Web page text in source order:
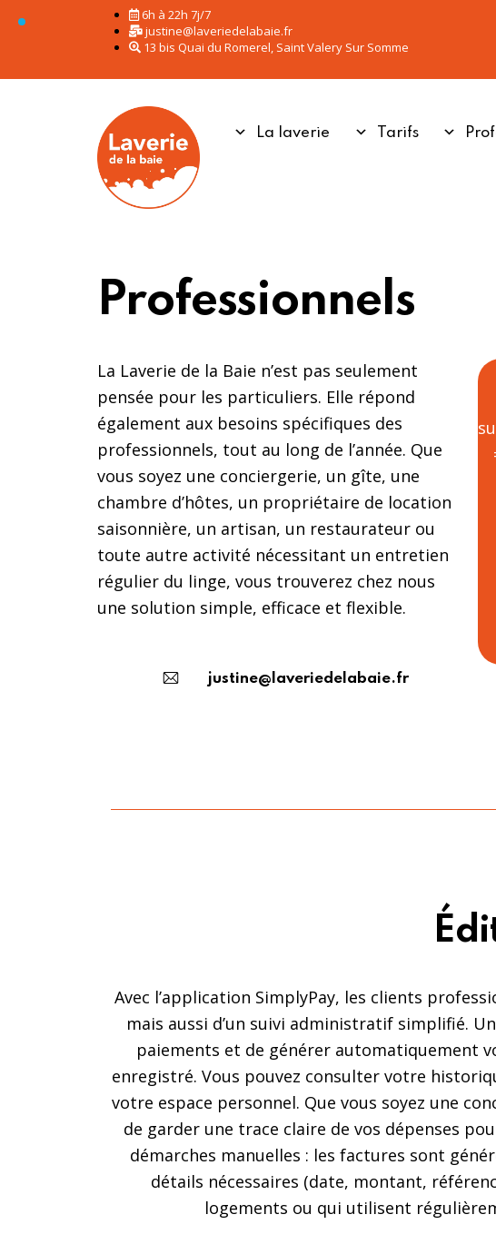
6h à 22h 7j/7
justine@laveriedelabaie.fr
13 bis Quai du Romerel, Saint Valery Sur Somme
La laverie Tarifs
Professionnels
La Laverie de la Baie n’est pas seulement
pensée pour les particuliers. Elle répond
également aux besoins spécifiques des
professionnels, tout au long de l’année. Que
vous soyez une conciergerie, un gîte, une
chambre d’hôtes, un propriétaire de location
saisonnière, un artisan, un restaurateur ou
toute autre activité nécessitant un entretien
régulier du linge, vous trouverez chez nous
une solution simple, efficace et flexible.
justine@laveriedelabaie.fr
Avec l’application SimplyPay, les clients
mais aussi d’un suivi administratif simplifié.
paiements et de générer automatiquement
enregistré. Vous pouvez consulter votre
votre espace personnel. Que vous soyez une
de garder une trace claire de vos dépenses
démarches manuelles : les factures sont
détails nécessaires (date, montant,
logements ou qui utilisent